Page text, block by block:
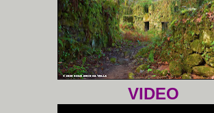
VIDEO